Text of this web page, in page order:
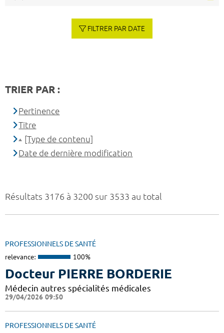
Résultats 3176 à 3200 sur 3533 au total
PROFESSIONNELS DE SANTÉ
relevance: 100%
Docteur PIERRE BORDERIE
Médecin autres spécialités médicales
29/04/2026 09:50
PROFESSIONNELS DE SANTÉ
FILTRER PAR DATE
TRIER PAR :
Pertinence
Titre
[Type de contenu]
Date de dernière modification